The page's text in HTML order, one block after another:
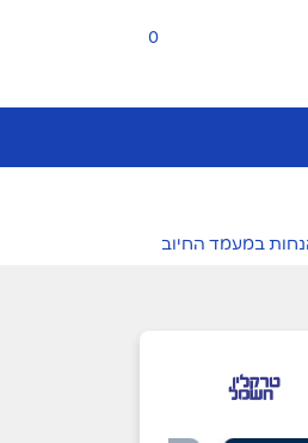
0
במעמד החיוב